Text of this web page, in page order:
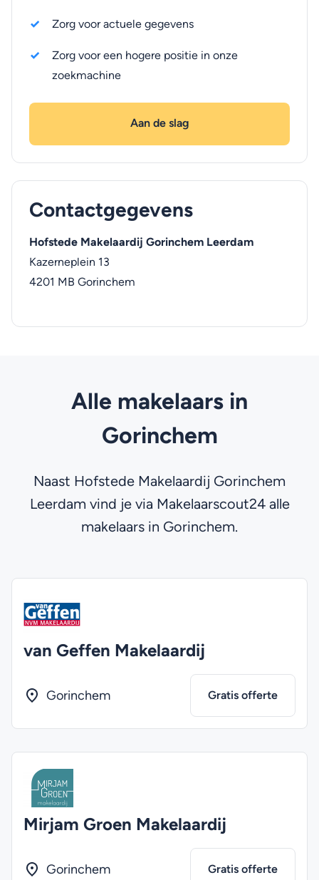
Zorg voor actuele gegevens
Zorg voor een hogere positie in onze
zoekmachine
Aan de slag
Contactgegevens
Hofstede Makelaardij Gorinchem Leerdam
Kazerneplein 13
4201 MB Gorinchem
Alle makelaars in
Gorinchem
Naast Hofstede Makelaardij Gorinchem
Leerdam vind je via Makelaarscout24 alle
makelaars in Gorinchem.
van Geffen Makelaardij
Gorinchem Gratis offerte
Mirjam Groen Makelaardij
Gorinchem Gratis offerte